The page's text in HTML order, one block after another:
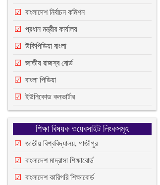
বাংলাদেশ নির্বাচন কমিশন
প্রধান মন্ত্রীর কার্যালয়
উকিপিডিয়া বাংলা
জাতীয় রাজস্ব বোর্ড
বাংলা পিডিয়া
ইউনিকোড কনভার্টার
শিক্ষা বিষয়ক ওয়েবসাইট লিংকসমূহ
জাতীয় বিশ্ববিদ্যালয়, গাজীপুর
বাংলাদেশ মাদ্রাসা শিক্ষাবোর্ড
বাংলাদেশ কারিগরি শিক্ষাবোর্ড